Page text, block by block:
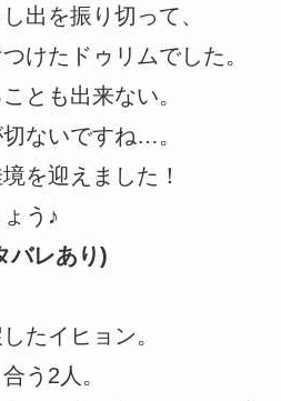
出を振り切って、
けたドゥリムでした。
とも出来ない。
ないですね…。
を迎えました！
う♪
バレあり)
たイヒョン。
う2人。